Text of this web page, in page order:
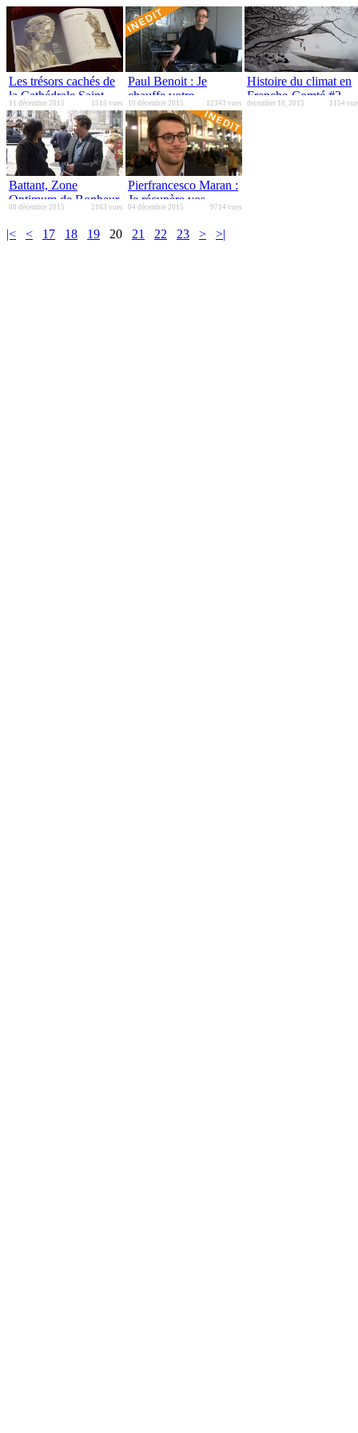
Les trésors cachés de
la Cathédrale Saint-
Jean
11 décembre 2015 1515 vues
Paul Benoit : Je
chauffe votre
appartement grâce à
mes calculs
10 décembre 2015 12343 vues
Histoire du climat en
Franche-Comté #2
december 10, 2015 1154
Battant, Zone
Optimum de Bonheur
- Première partie
08 décembre 2015 2163 vues
Pierfrancesco Maran :
Je récupère vos
déchets alimentaires
pour les transformer
en compost
04 décembre 2015 9714 vues
|< < 17 18 19 20 21 22 23 > >|